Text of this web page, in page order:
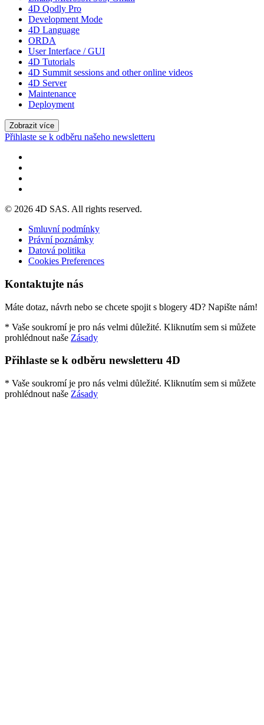
4D Qodly Pro
Development Mode
4D Language
ORDA
User Interface / GUI
4D Tutorials
4D Summit sessions and other online videos
4D Server
Maintenance
Deployment
Zobrazit více
Přihlaste se k odběru našeho newsletteru
© 2026 4D SAS. All rights reserved.
Smluvní podmínky
Právní poznámky
Datová politika
Cookies Preferences
Kontaktujte nás
Máte dotaz, návrh nebo se chcete spojit s blogery 4D? Napište nám!
* Vaše soukromí je pro nás velmi důležité. Kliknutím sem si můžete
prohlédnout naše Zásady
Přihlaste se k odběru newsletteru 4D
* Vaše soukromí je pro nás velmi důležité. Kliknutím sem si můžete
prohlédnout naše Zásady